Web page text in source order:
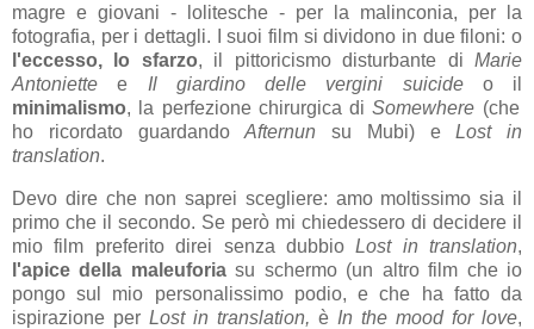
magre e giovani - lolitesche - per la malinconia, per la
fotografia, per i dettagli. I suoi film si dividono in due filoni: o
l'eccesso, lo sfarzo, il pittoricismo disturbante diMarie
Antoniettee Il giardino delle vergini suicideo il
minimalismo, la perfezione chirurgica diSomewhere (che
ho ricordato guardandoAfternun su Mubi) eLost in
translation.
Devo dire che non saprei scegliere: amo moltissimo sia il
primo che il secondo. Se però mi chiedessero di decidere il
mio film preferito direi senza dubbioLost in translation,
l'apice della maleuforiasu schermo (un altro film che io
pongo sul mio personalissimo podio, e che ha fatto da
ispirazione per Lost in translation, è In the mood for love,